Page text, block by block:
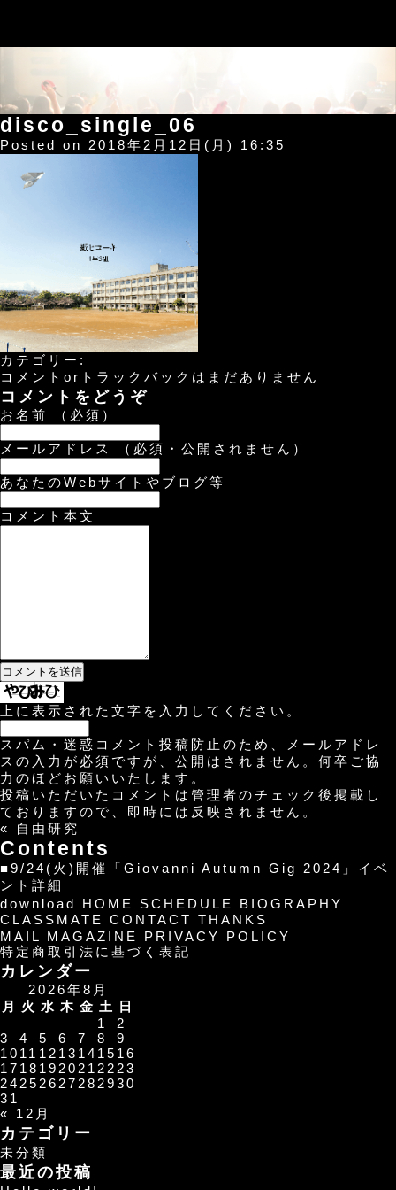
disco_single_06
Posted on 2018年2月12日(月) 16:35
カテゴリー:
コメントorトラックバックはまだありません
コメントをどうぞ
お名前 （必須）
メールアドレス （必須・公開されません）
あなたのWebサイトやブログ等
コメント本文
上に表示された文字を入力してください。
スパム・迷惑コメント投稿防止のため、メールアドレ
スの入力が必須ですが、公開はされません。何卒ご協
力のほどお願いいたします。
投稿いただいたコメントは管理者のチェック後掲載し
ておりますので、即時には反映されません。
«
自由研究
Contents
■9/24(火)開催「Giovanni Autumn Gig 2024」イベ
ント詳細
download
HOME SCHEDULE
BIOGRAPHY
CLASSMATE
CONTACT THANKS
MAIL MAGAZINE
PRIVACY POLICY
特定商取引法に基づく表記
カレンダー
2026年8月
月
火 水 木 金 土
日
1
2
3
4 5 6 7 8
9
10 11 12 13 14 15 16
17 18 19 20 21 22 23
24 25 26 27 28 2930
31
« 12月
カテゴリー
未分類
最近の投稿